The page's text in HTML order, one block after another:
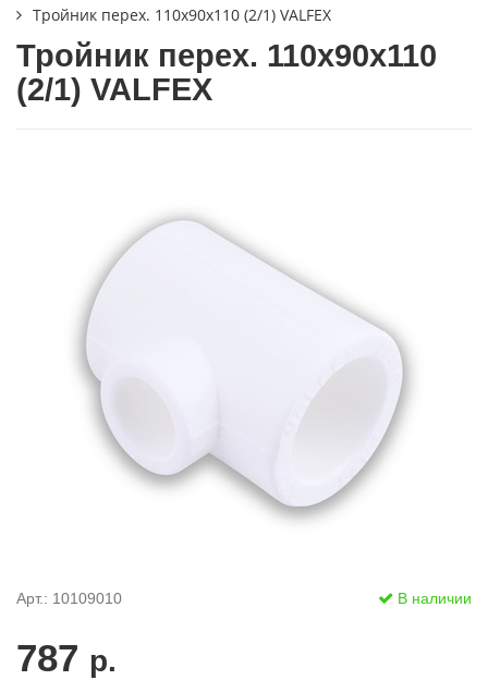
Тройник перех. 110х90х110 (2/1) VALFEX
Тройник перех. 110х90х110
(2/1) VALFEX
Арт.: 10109010 В наличии
787 р.